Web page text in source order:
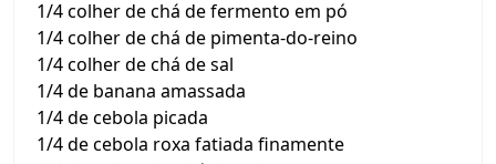
1/4 colher de chá de fermento em pó
1/4 colher de chá de pimenta-do-reino
1/4 colher de chá de sal
1/4 de banana amassada
1/4 de cebola picada
1/4 de cebola roxa fatiada finamente